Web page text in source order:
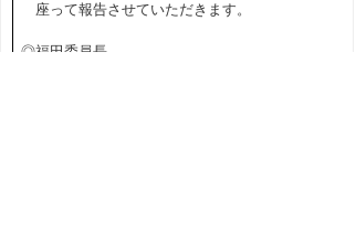
座って報告させていただきます。
◎福田委員長